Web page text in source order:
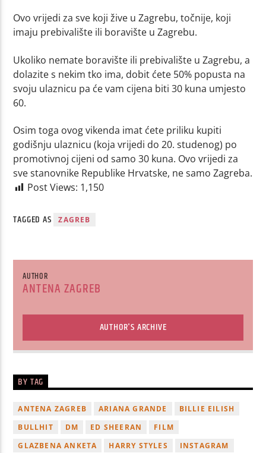
Ovo vrijedi za sve koji žive u Zagrebu, točnije, koji
imaju prebivalište ili boravište u Zagrebu.
Ukoliko nemate boravište ili prebivalište u Zagrebu, a
dolazite s nekim tko ima, dobit ćete 50% popusta na
svoju ulaznicu pa će vam cijena biti 30 kuna umjesto
60.
Osim toga ovog vikenda imat ćete priliku kupiti
godišnju ulaznicu (koja vrijedi do 20. studenog) po
promotivnoj cijeni od samo 30 kuna. Ovo vrijedi za
sve stanovnike Republike Hrvatske, ne samo Zagreba.
Post Views: 1,150
TAGGED AS ZAGREB
AUTHOR
ANTENA ZAGREB
AUTHOR'S ARCHIVE
BY TAG
ANTENA ZAGREB ARIANA GRANDE
BILLIE EILISH
BULLHIT
DM ED SHEERAN
FILM
GLAZBENA ANKETA
HARRY STYLES
INSTAGRAM